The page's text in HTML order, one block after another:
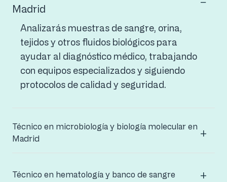
Madrid
Analizarás muestras de sangre, orina,
tejidos y otros fluidos biológicos para
ayudar al diagnóstico médico, trabajando
con equipos especializados y siguiendo
protocolos de calidad y seguridad.
Técnico en microbiología y biología molecular en
Madrid
Técnico en hematología y banco de sangre